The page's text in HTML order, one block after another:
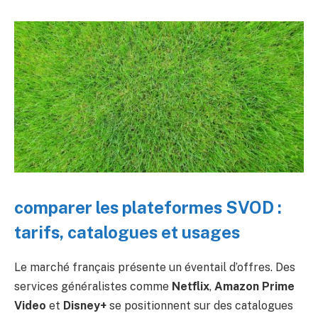
comparer les plateformes SVOD :
tarifs, catalogues et usages
Le marché français présente un éventail d’offres. Des
services généralistes comme Netflix, Amazon Prime
Video et Disney+ se positionnent sur des catalogues